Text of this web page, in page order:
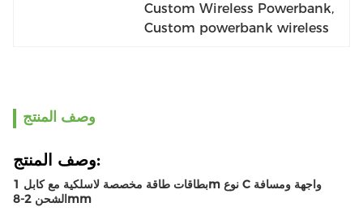
Custom Wireless Powerbank
Custom powerbank wireless
وصف المنتج
وصف المنتج:
بطاقات طاقة مخصصة لاسلكية مع كابل 1m نوع C واجهة ومسافة
الشحن 2-8mm